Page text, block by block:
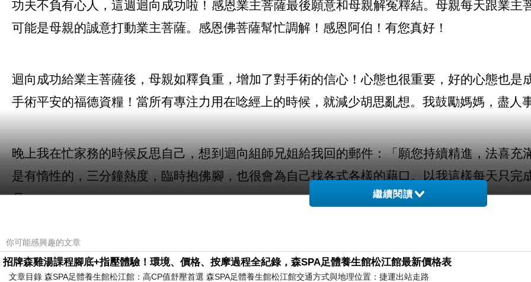
功夫不負有心人，這週迴向成功啦！感恩業主菩薩最後願意和母親解冤釋結。母親每天跟業
可能是母親的誠意打動業主菩薩。感恩佛菩薩幫忙調解！感恩阿伯！有您真好！
迴向成功給業主菩薩後，母親如釋負重，增加了對手術的信心！心態也很重要，好的心態也
手術平安的福德資糧！當所有專注力用在唸經上的時候，就減少胡思亂想。我鼓勵媽媽，盡人
晚上我在忙家務的時候反思自己，想到迴向組師兄姐給我回的郵件：「願您持續精進，法喜
是有惰性的，三分鐘熱度，臨時抱佛腳，也很會為自己找各式各樣的藉口。以我這樣每天只
月。
一切身外之物生不帶來，死不帶去，只有業障跟隨我們不分離，今生我已經吃了很多苦果，
自己，唯有努力消業，認真修行才能從「因」上改變，未來世才有可能結上好的「果」。南無
繼續閱讀
你可能感興趣的文章
招牌森雞湯課程腳底+指壓體驗！環境、價格、按摩過程全紀錄，森SPA足體養生館松江館最新價格表
文章目錄 森SPA足體養生館松江館：高CP值舒壓首選 森SPA足體養生館松江館交通方式與地理位置：捷運出站走路